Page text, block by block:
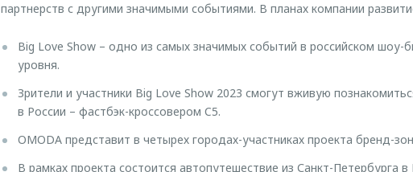
партнерств с другими значимыми событиями. В планах компании
Big Love Show – одно из самых значимых событий в российском шоу-
уровня.
Зрители и участники Big Love Show 2023 смогут вживую
в России – фастбэк-кроссовером C5.
OMODA представит в четырех городах-участниках проекта бренд-
В рамках проекта состоится автопутешествие из Санкт-Петербурга